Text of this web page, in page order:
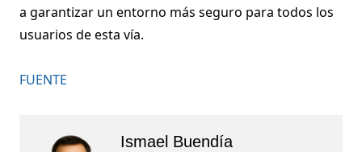
a garantizar un entorno más seguro para todos los
usuarios de esta vía.
FUENTE
Ismael Buendía